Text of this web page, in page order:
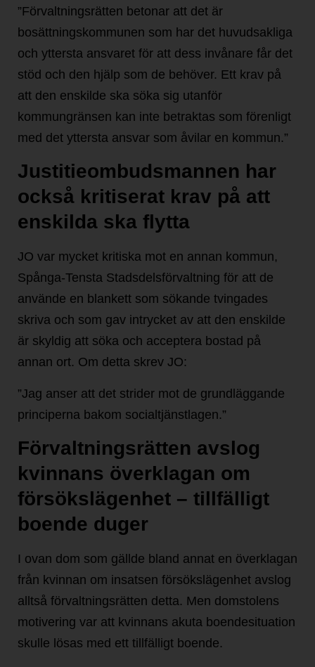
”Förvaltningsrätten betonar att det är
bosättningskommunen som har det huvudsakliga
och yttersta ansvaret för att dess invånare får det
stöd och den hjälp som de behöver. Ett krav på
att den enskilde ska söka sig utanför
kommungränsen kan inte betraktas som förenligt
med det yttersta ansvar som åvilar en kommun.”
Justitieombudsmannen har
också kritiserat krav på att
enskilda ska flytta
JO var mycket kritiska mot en annan kommun,
Spånga-Tensta Stadsdelsförvaltning för att de
använde en blankett som sökande tvingades
skriva och som gav intrycket av att den enskilde
är skyldig att söka och acceptera bostad på
annan ort. Om detta skrev JO:
”Jag anser att det strider mot de grundläggande
principerna bakom socialtjänstlagen.”
Förvaltningsrätten avslog
kvinnans överklagan om
försökslägenhet – tillfälligt
boende duger
I ovan dom som gällde bland annat en överklagan
från kvinnan om insatsen försökslägenhet avslog
alltså förvaltningsrätten detta. Men domstolens
motivering var att kvinnans akuta boendesituation
skulle lösas med ett tillfälligt boende.